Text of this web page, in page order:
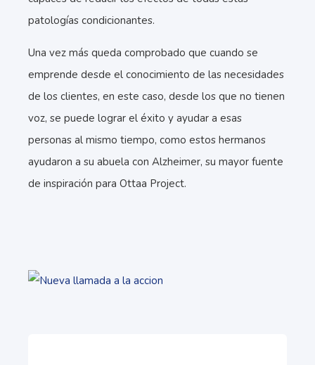
patologías condicionantes.
Una vez más queda comprobado que cuando se
emprende desde el conocimiento de las necesidades
de los clientes, en este caso, desde los que no tienen
voz, se puede lograr el éxito y ayudar a esas
personas al mismo tiempo, como estos hermanos
ayudaron a su abuela con Alzheimer, su mayor fuente
de inspiración para Ottaa Project.